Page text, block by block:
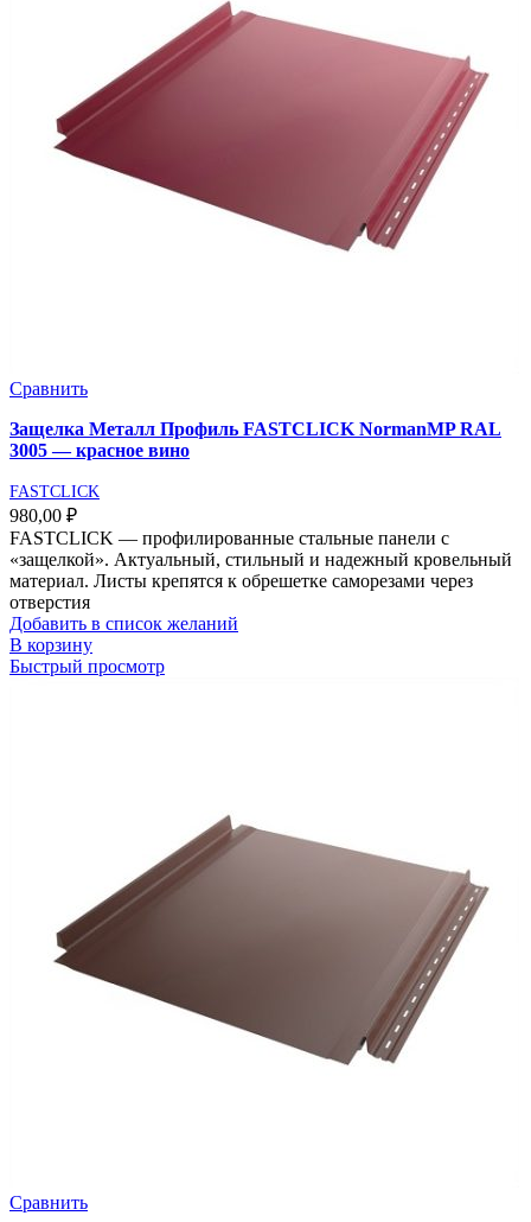
Сравнить
Защелка Металл Профиль FASTCLICK NormanMP RAL
3005 — красное вино
FASTCLICK
980,00 ₽
FASTCLICK — профилированные стальные панели с
«защелкой». Актуальный, стильный и надежный кровельный
материал. Листы крепятся к обрешетке саморезами через
отверстия
Добавить в список желаний
В корзину
Быстрый просмотр
Сравнить